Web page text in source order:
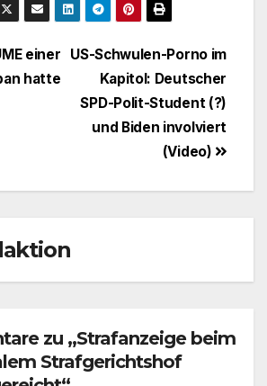
US-Schwulen-Porno im
Kapitol: Deutscher
SPD-Polit-Student (?)
und Biden involviert
(Video)
einer
hatte
zu „Strafanzeige beim
Strafgerichtshof